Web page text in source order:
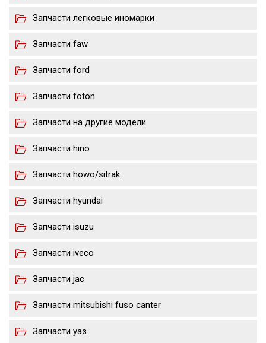
Запчасти легковые иномарки
Запчасти faw
Запчасти ford
Запчасти foton
Запчасти на другие модели
Запчасти hino
Запчасти howo/sitrak
Запчасти hyundai
Запчасти isuzu
Запчасти iveco
Запчасти jac
Запчасти mitsubishi fuso canter
Запчасти уаз